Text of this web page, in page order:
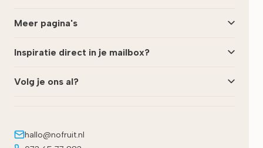
Meer pagina's
Inspiratie direct in je mailbox?
Volg je ons al?
hallo@nofruit.nl